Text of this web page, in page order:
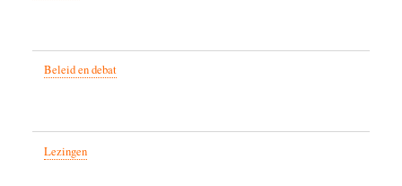
Beleid en debat
Lezingen